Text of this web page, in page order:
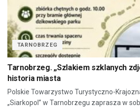
TARNOBRZEG
Tarnobrzeg. „Szlakiem szklanych
historia miasta
Polskie Towarzystwo Turystyczno-
„Siarkopol” w Tarnobrzegu zaprasza w